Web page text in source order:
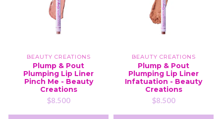
BEAUTY CREATIONS
Plump & Pout
Plumping Lip Liner
Pinch Me - Beauty
Creations
$8.500
BEAUTY CREATIONS
Plump & Pout
Plumping Lip Liner
Infatuation - Beauty
Creations
$8.500